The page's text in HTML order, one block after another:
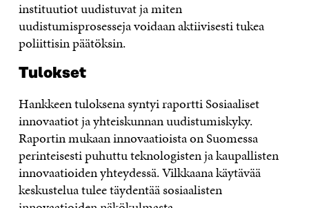
instituutiot uudistuvat ja miten
uudistumisprosesseja voidaan aktiivisesti tukea
poliittisin päätöksin.
Tulokset
Hankkeen tuloksena syntyi raportti Sosiaaliset
innovaatiot ja yhteiskunnan uudistumiskyky.
Raportin mukaan innovaatioista on Suomessa
perinteisesti puhuttu teknologisten ja kaupallisten
innovaatioiden yhteydessä. Vilkkaana käytävää
keskustelua tulee täydentää sosiaalisten